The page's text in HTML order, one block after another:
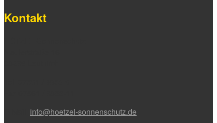
Kontakt
info@hoetzel-sonnenschutz.de